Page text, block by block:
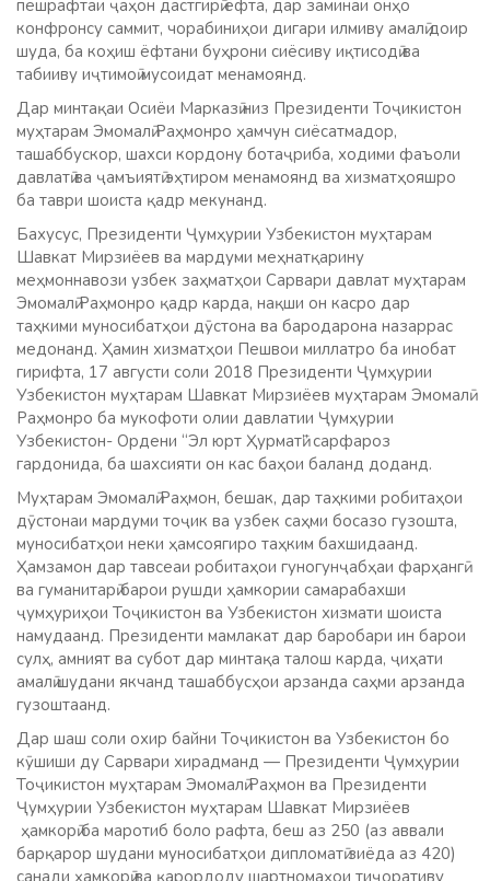
пешрафтаи ҷаҳон дастгирӣ ёфта, дар заминаи онҳо
конфронсу саммит, чорабиниҳои дигари илмиву амалӣ доир
шуда, ба коҳиш ёфтани буҳрони сиёсиву иқтисодӣ ва
табииву иҷтимоӣ мусоидат менамоянд.
Дар минтақаи Осиёи Марказӣ низ Президенти Тоҷикистон
муҳтарам Эмомалӣ Раҳмонро ҳамчун сиёсатмадор,
ташаббускор, шахси кордону ботаҷриба, ходими фаъоли
давлатӣ ва ҷамъиятӣ эҳтиром менамоянд ва хизматҳояшро
ба таври шоиста қадр мекунанд.
Бахусус, Президенти Ҷумҳурии Узбекистон муҳтарам
Шавкат Мирзиёев ва мардуми меҳнатқарину
меҳмоннавози узбек заҳматҳои Сарвари давлат муҳтарам
Эмомалӣ Раҳмонро қадр карда, нақши он касро дар
таҳкими муносибатҳои дӯстона ва бародарона назаррас
медонанд. Ҳамин хизматҳои Пешвои миллатро ба инобат
гирифта, 17 августи соли 2018 Президенти Ҷумҳурии
Узбекистон муҳтарам Шавкат Мирзиёев муҳтарам Эмомалӣ
Раҳмонро ба мукофоти олии давлатии Ҷумҳурии
Узбекистон- Ордени “Эл юрт Ҳурматӣ” сарфароз
гардонида, ба шахсияти он кас баҳои баланд доданд.
Муҳтарам Эмомалӣ Раҳмон, бешак, дар таҳкими робитаҳои
дӯстонаи мардуми тоҷик ва узбек саҳми босазо гузошта,
муносибатҳои неки ҳамсоягиро таҳким бахшидаанд.
Ҳамзамон дар тавсеаи робитаҳои гуногунҷабҳаи фарҳангӣ
ва гуманитарӣ барои рушди ҳамкории самарабахши
ҷумҳуриҳои Тоҷикистон ва Узбекистон хизмати шоиста
намудаанд. Президенти мамлакат дар баробари ин барои
сулҳ, амният ва субот дар минтақа талош карда, ҷиҳати
амалӣ шудани якчанд ташаббусҳои арзанда саҳми арзанда
гузоштаанд.
Дар шаш соли охир байни Тоҷикистон ва Узбекистон бо
кӯшиши ду Сарвари хирадманд — Президенти Ҷумҳурии
Тоҷикистон муҳтарам Эмомалӣ Раҳмон ва Президенти
Ҷумҳурии Узбекистон муҳтарам Шавкат Мирзиёев
ҳамкорӣ ба маротиб боло рафта, беш аз 250 (аз аввали
барқарор шудани муносибатҳои дипломатӣ зиёда аз 420)